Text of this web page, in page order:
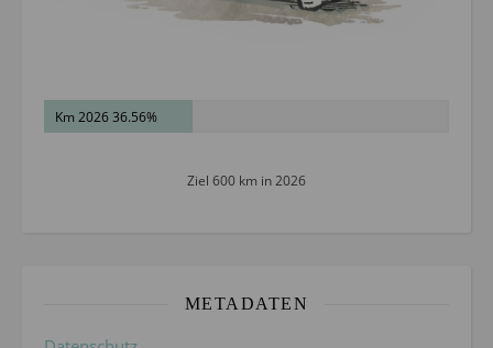
Km 2026 36.56%
Ziel 600 km in 2026
METADATEN